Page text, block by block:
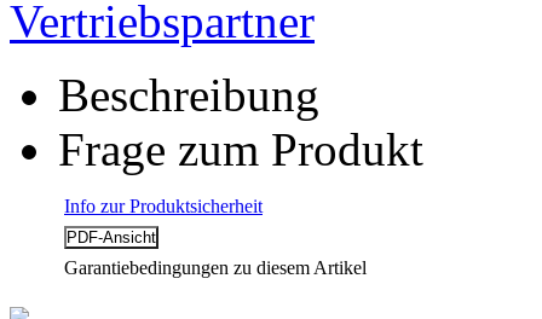
Vertriebspartner
Beschreibung
Frage zum Produkt
Info zur Produktsicherheit
Garantiebedingungen zu diesem Artikel